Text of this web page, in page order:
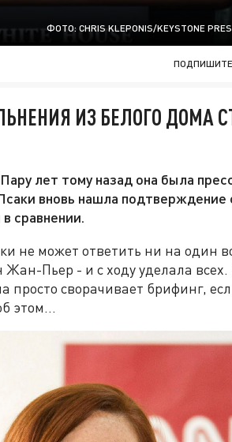
ФОТО: CHRIS KLEPONIS/KEYSTONE
ИЗ БЕЛОГО ДОМА
лет тому назад она была
вновь нашла подтверждение
сравнении.
не может ответить ни на один
Пьер - и с ходу уделала всех.
просто сворачивает брифинг,
этом…